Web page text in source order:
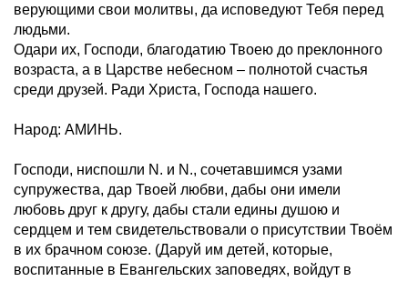
верующими свои молитвы, да исповедуют Тебя перед
людьми.
Одари их, Господи, благодатию Твоею до преклонного
возраста, а в Царстве небесном – полнотой счастья
среди друзей. Ради Христа, Господа нашего.
Народ: АМИНЬ.
Господи, ниспошли N. и N., сочетавшимся узами
супружества, дар Твоей любви, дабы они имели
любовь друг к другу, дабы стали едины душою и
сердцем и тем свидетельствовали о присутствии Твоём
в их брачном союзе. (Даруй им детей, которые,
воспитанные в Евангельских заповедях, войдут в